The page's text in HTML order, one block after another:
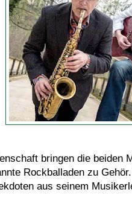
bringen die beiden
Rockballaden zu
aus seinem